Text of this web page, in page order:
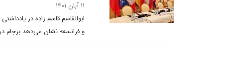
۱۱ آبان ۱۴۰۱
ابوالقاسم قاسم زاده در
و فرانسه» نشان می‌دهد برجام